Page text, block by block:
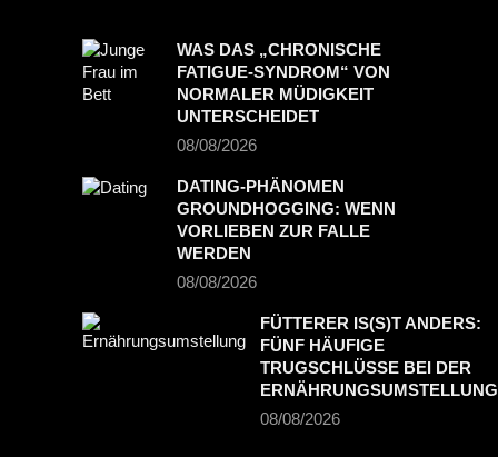
WAS DAS „CHRONISCHE
FATIGUE-SYNDROM“ VON
NORMALER MÜDIGKEIT
UNTERSCHEIDET
08/08/2026
DATING-PHÄNOMEN
GROUNDHOGGING: WENN
VORLIEBEN ZUR FALLE
WERDEN
08/08/2026
FÜTTERER IS(S)T ANDERS:
FÜNF HÄUFIGE
TRUGSCHLÜSSE BEI DER
ERNÄHRUNGSUMSTELLUNG
08/08/2026